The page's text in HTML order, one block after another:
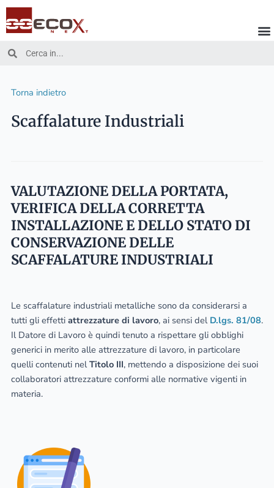
Vai
al
contenuto
Cerca Cerca
Torna indietro
Scaffalature Industriali
VALUTAZIONE DELLA PORTATA,
VERIFICA DELLA CORRETTA
INSTALLAZIONE E DELLO STATO DI
CONSERVAZIONE DELLE
SCAFFALATURE INDUSTRIALI
Le scaffalature industriali metalliche sono da considerarsi a
tutti gli effetti attrezzature di lavoro, ai sensi del D.lgs. 81/08.
Il Datore di Lavoro è quindi tenuto a rispettare gli obblighi
generici in merito alle attrezzature di lavoro, in particolare
quelli contenuti nelTitolo III, mettendo a disposizione dei suoi
collaboratori attrezzature conformi alle normative vigenti in
materia.